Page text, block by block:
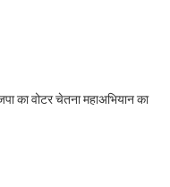
का वोटर चेतना महाअभियान का